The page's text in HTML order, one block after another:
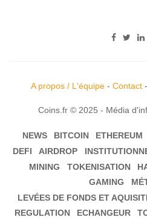
A propos / L'équipe- Contact-
Coins.fr © 2025 - Média
NEWS BITCOIN ETHEREUM
DEFI
AIRDROP
MINING
TOKENISATION
GAMING
LEVÉES DE FONDS ET
REGULATION
ECHANGEUR